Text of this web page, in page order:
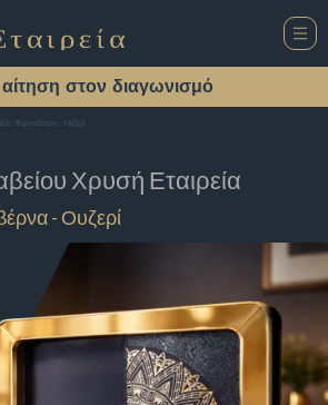
στον διαγωνισμό
Ψαροταβέρνα - Ουζερί
Χρυσή Εταιρεία
- Ουζερί